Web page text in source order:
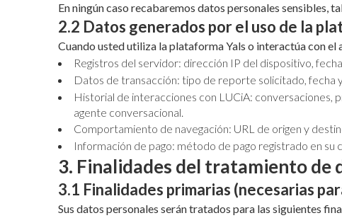
En ningún caso recabaremos datos personales sensibles,
2.2 Datos generados por el uso de la
Cuando usted utiliza la plataforma Yals o interactúa con
Registros del servidor: dirección IP del dispositivo,
Datos de transacción: tipo de reporte solicitado, fecha
Historial de interacciones con LUCiA: conversaciones,
agente conversacional.
Comportamiento de navegación: URL de origen y
Información de pago: método de pago registrado en
3. Finalidades del tratamiento de
3.1 Finalidades primarias (necesarias
Sus datos personales serán tratados para las siguientes